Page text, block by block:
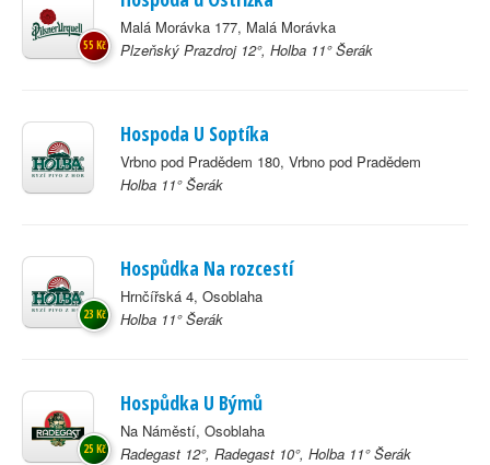
Malá Morávka 177, Malá Morávka
Plzeňský Prazdroj 12°, Holba 11° Šerák
55 Kč
Hospoda U Soptíka
Vrbno pod Pradědem 180, Vrbno pod Pradědem
Holba 11° Šerák
Hospůdka Na rozcestí
Hrnčířská 4, Osoblaha
Holba 11° Šerák
23 Kč
Hospůdka U Býmů
Na Náměstí, Osoblaha
Radegast 12°, Radegast 10°, Holba 11° Šerák
25 Kč